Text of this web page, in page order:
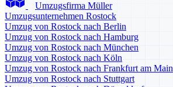
Umzugsfirma Müller
Umzugsunternehmen Rostock
Umzug von Rostock nach Berlin
Umzug von Rostock nach Hamburg
Umzug von Rostock nach München
Umzug von Rostock nach Köln
Umzug von Rostock nach Frankfurt am Main
Umzug von Rostock nach Stuttgart